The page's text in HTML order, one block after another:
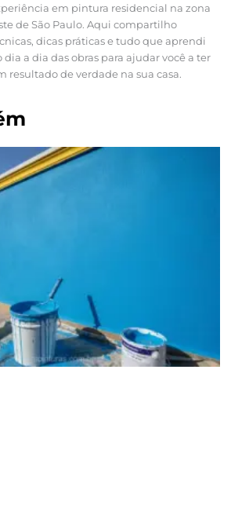
em pintura residencial na zona
de São Paulo. Aqui compartilho
dicas práticas e tudo que aprendi
dia a dia das obras para ajudar você a ter
resultado de verdade na sua casa.